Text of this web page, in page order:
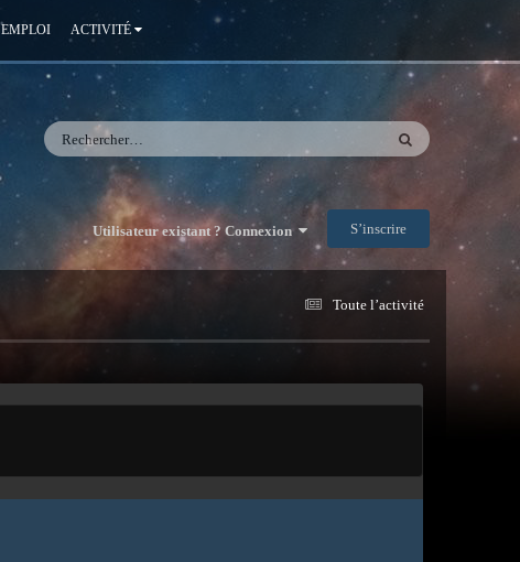
EMPLOI ACTIVITÉ
Utilisateur existant ? Connexion S’inscrire
Toute l’activité